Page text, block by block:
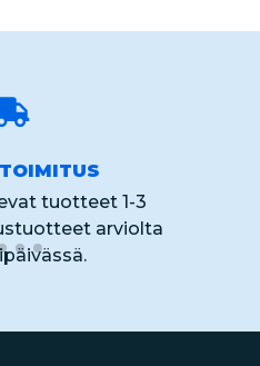
tuotteet 1-3
arviolta